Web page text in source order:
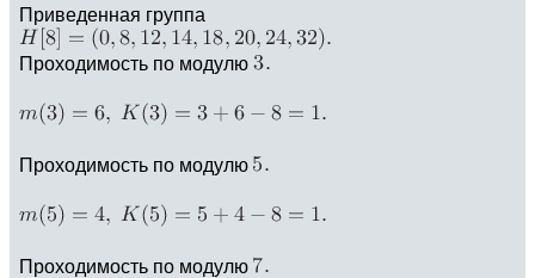
Приведенная группа
Проходимость по модулю
Проходимость по модулю
Проходимость по модулю